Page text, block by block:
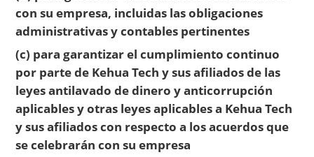
con su empresa, incluidas las obligaciones
administrativas y contables pertinentes
(c) para garantizar el cumplimiento continuo
por parte de Kehua Tech y sus afiliados de las
leyes antilavado de dinero y anticorrupción
aplicables y otras leyes aplicables a Kehua Tech
y sus afiliados con respecto a los acuerdos que
se celebrarán con su empresa